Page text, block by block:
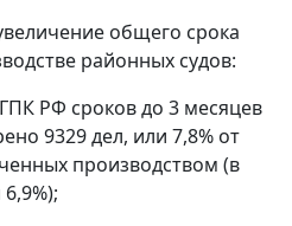
общего срока
районных судов:
ГПК РФ сроков до 3 месяцев
9329 дел, или 7,8% от
производством (в